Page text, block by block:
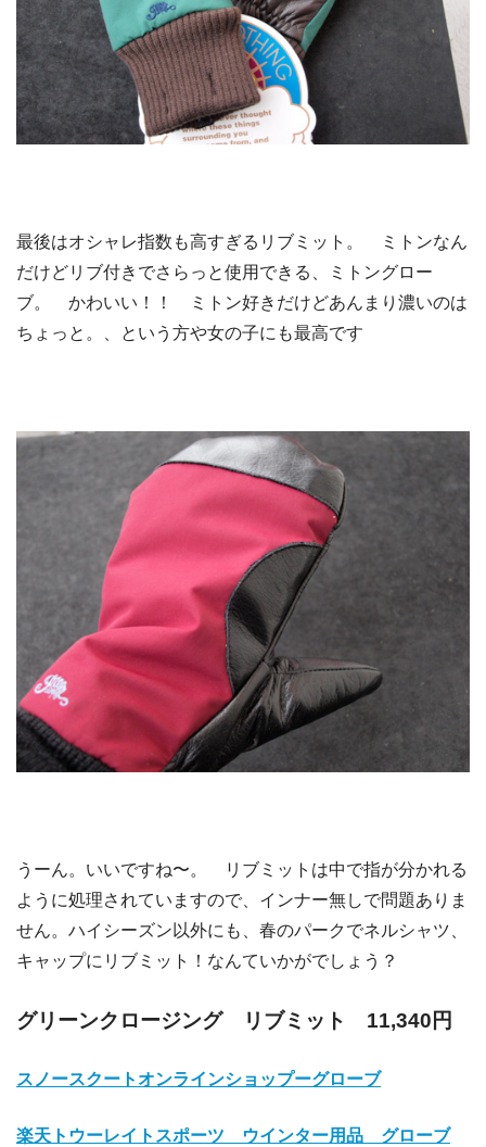
最後はオシャレ指数も高すぎるリブミット。 ミトンなん
だけどリブ付きでさらっと使用できる、ミトングロー
ブ。 かわいい！！ ミトン好きだけどあんまり濃いのは
ちょっと。、という方や女の子にも最高です
うーん。いいですね〜。 リブミットは中で指が分かれる
ように処理されていますので、インナー無しで問題ありま
せん。ハイシーズン以外にも、春のパークでネルシャツ、
キャップにリブミット！なんていかがでしょう？
グリーンクロージング リブミット 11,340円
スノースクートオンラインショップーグローブ
楽天トウーレイトスポーツ ウインター用品 グローブ